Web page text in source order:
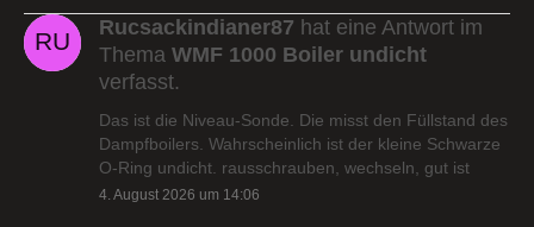
Rucsackindianer87 hat eine Antwort im
Thema WMF 1000 Boiler undicht
verfasst.
Das ist die Niveau-Sonde. Die misst den Füllstand des
Dampfboilers. Wahrscheinlich ist der kleine Schwarze
O-Ring undicht. rausschrauben, wechseln, gut ist
4. August 2026 um 14:06